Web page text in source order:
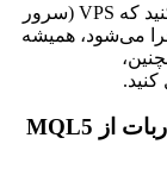
اطمینان حاصل کنید که VPS (سرور
می‌شود، همیشه
کنید.
اشتباهات رایج معامله‌گران هنگام خرید ربات از MQL5